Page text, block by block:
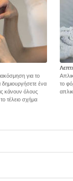
για το
ένα
κάνουν όλους
τέλειο σχήμα
το